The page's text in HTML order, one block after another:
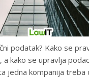
podatak? Kako se
a kako se upravlja
jedna kompanija treba